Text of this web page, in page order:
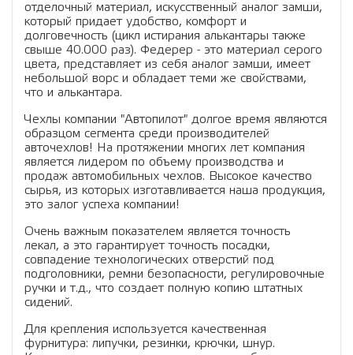
отделочный материал, искусственный аналог замши,
который придает удобство, комфорт и
долговечность (цикл истирания алькантары также
свыше 40.000 раз). Федерер - это материал серого
цвета, представляет из себя аналог замши, имеет
небольшой ворс и обладает теми же свойствами,
что и алькантара.
Чехлы компании "Автопилот" долгое время являются
образцом сегмента среди производителей
авточехлов! На протяжении многих лет компания
является лидером по объему производства и
продаж автомобильных чехлов. Высокое качество
сырья, из которых изготавливается наша продукция,
это залог успеха компании!
Очень важным показателем является точность
лекал, а это гарантирует точность посадки,
совпадение технологических отверстий под
подголовники, ремни безопасности, регулировочные
ручки и т.д., что создает полную копию штатных
сидений.
Для крепления используется качественная
фурнитура: липучки, резинки, крючки, шнур.